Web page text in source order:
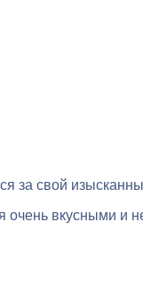
за свой
очень вкусными и